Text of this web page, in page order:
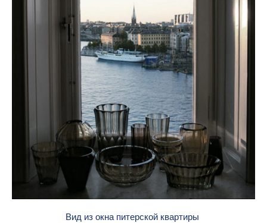
Вид из окна питерской квартиры